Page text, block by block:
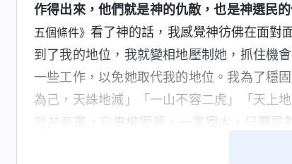
作得出來，他們就是神的仇敵，也是神選民的
五個條件》看了神的話，我感覺神彷佛在面對
到了我的地位，我就變相地壓制她，抓住機
一些工作，以免她取代我的地位。我為了穩
為己，天誅地滅」「一山不容二虎」「天上
到共産黨，它專權獨裁、一黨獨大，只要
嗎？對有長處、盡本分有果效的弟兄姊妹，